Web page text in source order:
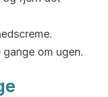
om ugen.